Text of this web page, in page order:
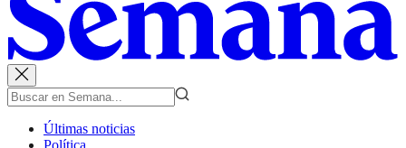
Últimas noticias
Política